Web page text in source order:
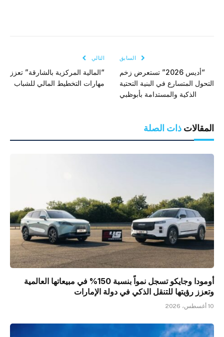
السابق
“أديس 2026” تستعرض زخم
التحول المتسارع في البنية التحتية
الذكية والمستدامة بأبوظبي
التالي
“المالية المركزية بالشارقة” تعزز
مهارات التخطيط المالي للشباب
المقالات ذات الصلة
أومودا وجايكو تسجل نمواً بنسبة 150% في مبيعاتها العالمية
وتعزز رؤيتها للتنقل الذكي في دولة الإمارات
10 أغسطس، 2026